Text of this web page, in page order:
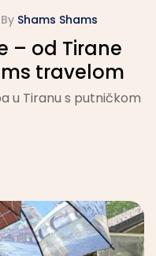
By Shams Shams
– od Tirane
travelom
u Tiranu s putničkom